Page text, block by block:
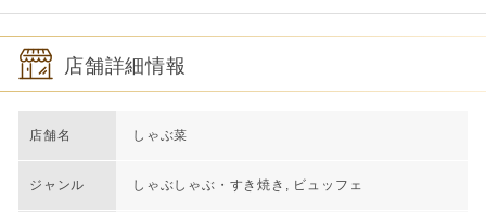
店舗詳細情報
店舗名 しゃぶ菜
ジャンル しゃぶしゃぶ・すき焼き, ビュッフェ